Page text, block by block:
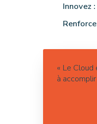
Innovez :
« Le
à